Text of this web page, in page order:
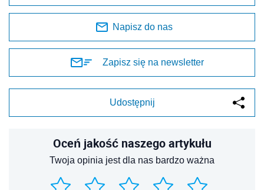
Napisz do nas
Zapisz się na newsletter
Udostępnij
Oceń jakość naszego artykułu
Twoja opinia jest dla nas bardzo ważna